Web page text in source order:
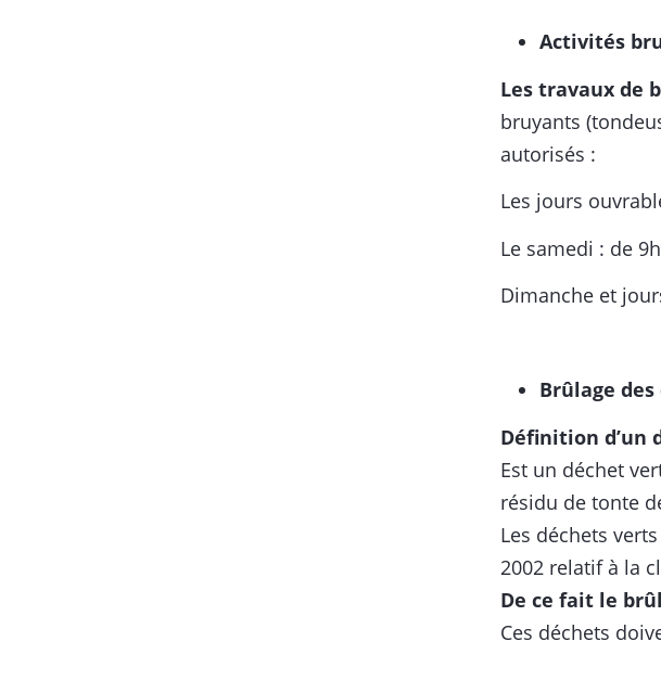
Activités
Les travaux de
bruyants
autorisés :
Les jours
Le samedi : de
Dimanche et
Brûlage
Définition d’un
Est un déchet
résidu de tonte
Les déchets
2002 relatif à la
De ce fait le
Ces déchets